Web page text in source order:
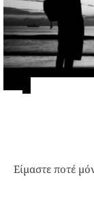
Είμαστε ποτέ